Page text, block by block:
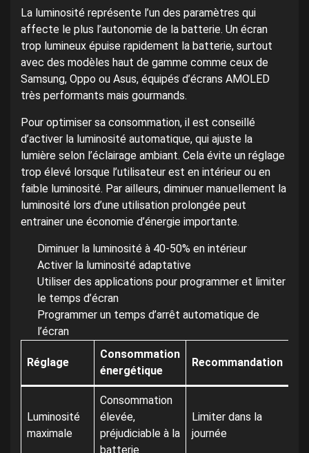
La luminosité représente l’un des paramètres qui
affecte le plus l’autonomie de la batterie. Un écran
trop lumineux épuise rapidement la batterie, surtout
avec des modèles haut de gamme comme ceux de
Samsung, Oppo ou Asus, équipés d’écrans AMOLED
très performants mais gourmands.
Pour optimiser sa consommation, il est conseillé
d’activer la luminosité automatique, qui ajuste la
lumière selon l’éclairage ambiant. Cela évite un réglage
trop élevé lorsque l’utilisateur est en intérieur ou en
faible luminosité. Par ailleurs, diminuer manuellement la
luminosité lors d’une utilisation prolongée peut
entrainer une économie d’énergie importante.
Diminuer la luminosité à 40-50% en intérieur
Activer la luminosité adaptative
Utiliser des applications pour programmer et limiter
le temps d’écran
Programmer un temps d’arrêt automatique de
l’écran
Réglage
Consommation
énergétique
Recommandation
Luminosité
maximale
Consommation
élevée,
préjudiciable à la
batterie
Limiter dans la
journée